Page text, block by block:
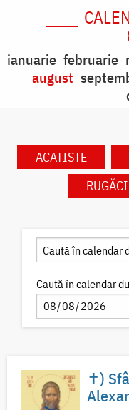
ianuarie februarie
august
ACATISTE
Caută în calendar
✝)